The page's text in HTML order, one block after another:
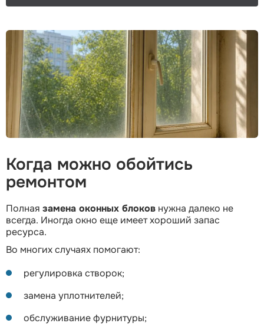
Когда можно обойтись
ремонтом
Полная замена оконных блоков нужна далеко не
всегда. Иногда окно еще имеет хороший запас
ресурса.
Во многих случаях помогают:
регулировка створок;
замена уплотнителей;
обслуживание фурнитуры;